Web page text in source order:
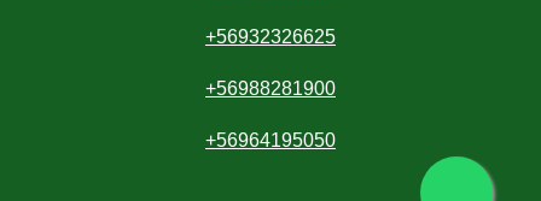
+56932326625
+56988281900
+56964195050